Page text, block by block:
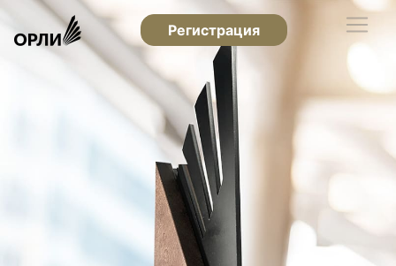
Регистрация